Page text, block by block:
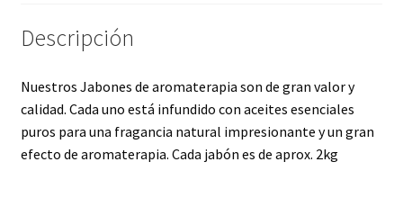
Descripción
Nuestros Jabones de aromaterapia son de gran valor y
calidad. Cada uno está infundido con aceites esenciales
puros para una fragancia natural impresionante y un gran
efecto de aromaterapia. Cada jabón es de aprox. 2kg